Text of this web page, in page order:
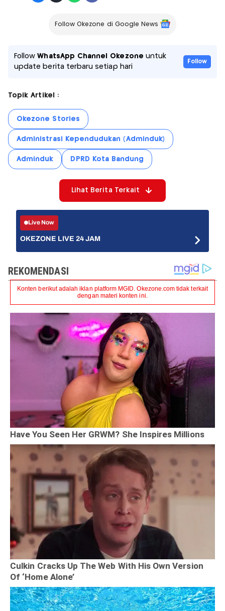
Follow Okezone di Google News
FollowWhatsApp Channel Okezone untuk
update berita terbaru setiap hari
Follow
Topik Artikel :
Okezone Stories
Administrasi Kependudukan (Adminduk)
Adminduk DPRD Kota Bandung
Lihat Berita Terkait
Live Now
OKEZONE LIVE 24 JAM